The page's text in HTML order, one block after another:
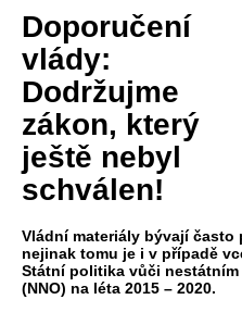
Doporučení
vlády:
Dodržujme
zákon, který
ještě nebyl
schválen!
Vládní materiály bývají často
nejinak tomu je i v případě
Státní politika vůči
(NNO) na léta 2015 – 2020.